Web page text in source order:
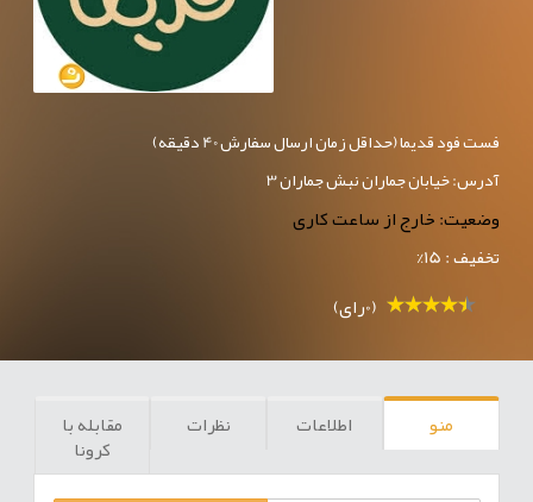
فست فود قدیما (حداقل زمان ارسال سفارش 40 دقیقه)
آدرس: خیابان جماران نبش جماران 3
وضعیت: خارج از ساعت کاری
تخفیف : 15%
(0رای)
منو اطلاعات نظرات مقابله با
کرونا